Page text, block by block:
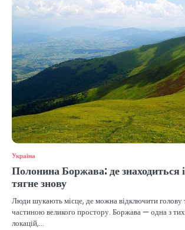
Україна
Полонина Боржава: де знаходиться
тягне знову
Люди шукають місце, де можна відключити голову
частиною великого простору. Боржава — одна з
локацій,…